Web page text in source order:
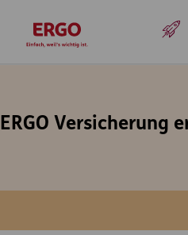
zur Startseite
ERGO Versicherung